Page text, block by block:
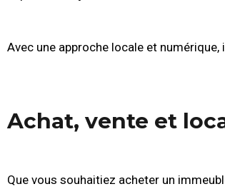
Avec une approche locale et
Achat, vente et
Que vous souhaitiez acheter un